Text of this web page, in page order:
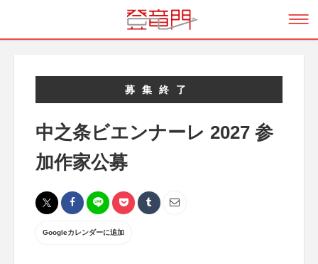
募集終了
中之条ビエンナーレ 2027 参
加作家公募
Googleカレンダーに追加